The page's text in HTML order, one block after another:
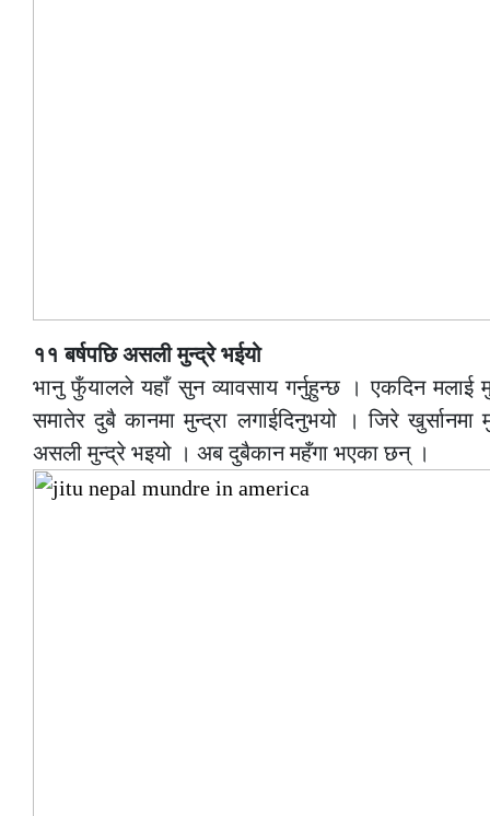
११ बर्षपछि असली मुन्द्रे भईयो
भानु फुँयालले यहाँ सुन व्यावसाय गर्नुहुन्छ । एकदिन मलाई
समातेर दुबै कानमा मुन्द्रा लगाईदिनुभयो । जिरे
असली मुन्द्रे भइयो । अब दुबैकान महँगा भएका छन् ।